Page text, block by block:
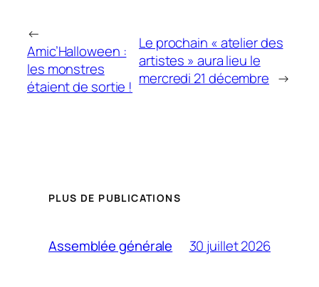
←
Amic’Halloween :
les monstres
étaient de sortie !
Le prochain « atelier des
artistes » aura lieu le
mercredi 21 décembre →
PLUS DE PUBLICATIONS
Assemblée générale 30 juillet 2026